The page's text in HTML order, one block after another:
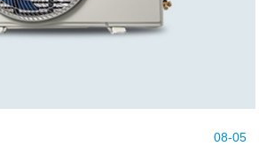
08-05